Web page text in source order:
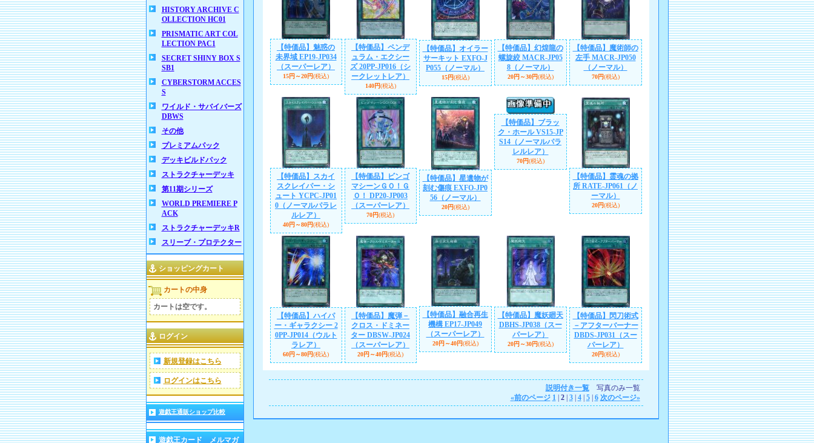
HISTORY ARCHIVE C
OLLECTION HC01
PRISMATIC ART COL
LECTION PAC1
SECRET SHINY BOX S
SB1
CYBERSTORM ACCES
S
ワイルド・サバイバーズ
DBWS
その他
プレミアムパック
デッキビルドパック
ストラクチャーデッキ
第11期シリーズ
WORLD PREMIERE P
ACK
ストラクチャーデッキR
スリーブ・プロテクター
ショッピングカート
カートの中身
カートは空です。
ログイン
新規登録はこちら
ログインはこちら
遊戯王通販ショップ比較
遊戯王カード メルマガ
【特価品】魅惑の
未界域 EP19-JP034
（スーパーレア）
15円～20円(税込)
【特価品】ペンデ
ュラム・エクシー
ズ 20PP-JP016（シ
ークレットレア）
140円(税込)
【特価品】オイラー
サーキット EXFO-J
P055（ノーマル）
15円(税込)
【特価品】幻煌龍の
螺旋絞 MACR-JP05
8（ノーマル）
20円～30円(税込)
【特価品】魔術師の
左手 MACR-JP050
（ノーマル）
70円(税込)
【特価品】スカイ
スクレイパー・シ
ュート YCPC-JP01
0（ノーマルパラレ
ルレア）
40円～80円(税込)
【特価品】ビンゴ
マシーンＧＯ！Ｇ
Ｏ！ DP20-JP003
（スーパーレア）
70円(税込)
【特価品】星遺物が
刻む傷痕 EXFO-JP0
56（ノーマル）
20円(税込)
【特価品】ブラッ
ク・ホール VS15-JP
S14（ノーマルパラ
レルレア）
70円(税込)
【特価品】霊魂の拠
所 RATE-JP061（ノ
ーマル）
20円(税込)
【特価品】ハイパ
ー・ギャラクシー 2
0PP-JP014（ウルト
ラレア）
60円～80円(税込)
【特価品】魔弾－
クロス・ドミネー
ター DBSW-JP024
（スーパーレア）
20円～40円(税込)
【特価品】融合再生
機構 EP17-JP049
（スーパーレア）
20円～40円(税込)
【特価品】魔妖廻天
DBHS-JP038（スー
パーレア）
20円～30円(税込)
【特価品】閃刀術式
－アフターバーナー
DBDS-JP031（スー
パーレア）
20円(税込)
説明付き一覧写真のみ一覧
«前のページ 1| 2| 3| 4| 5| 6 次のページ»